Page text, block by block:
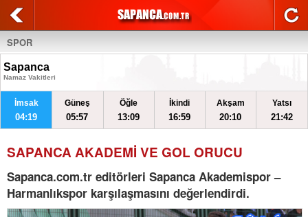
SPOR
Sapanca
Namaz Vakitleri
İmsak
04:19
Güneş
05:57
Öğle
13:09
İkindi
16:59
Akşam
20:10
Yatsı
21:42
SAPANCA AKADEMİ VE GOL ORUCU
Sapanca.com.tr editörleri Sapanca Akademispor –
Harmanlıkspor karşılaşmasını değerlendirdi.